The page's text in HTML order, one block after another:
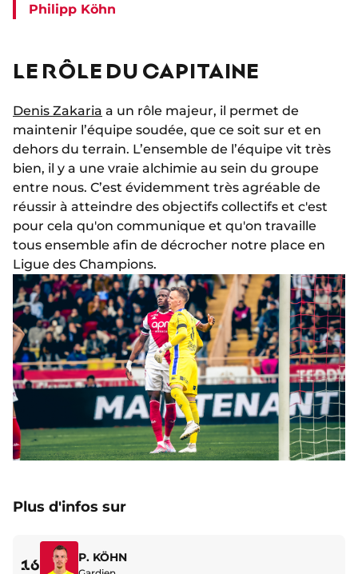
Philipp Köhn
LE RÔLE DU CAPITAINE
Denis Zakaria a un rôle majeur, il permet de
maintenir l’équipe soudée, que ce soit sur et en
dehors du terrain. L’ensemble de l’équipe vit très
bien, il y a une vraie alchimie au sein du groupe
entre nous. C’est évidemment très agréable de
réussir à atteindre des objectifs collectifs et c'est
pour cela qu'on communique et qu'on travaille
tous ensemble afin de décrocher notre place en
Ligue des Champions.
Plus d'infos sur
16 P. KÖHN